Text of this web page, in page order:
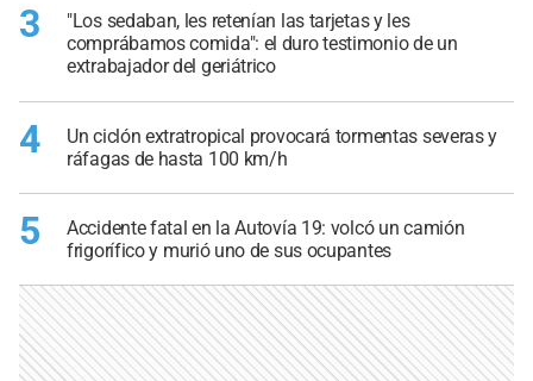
3
"Los sedaban, les retenían las tarjetas y les
comprábamos comida": el duro testimonio de un
extrabajador del geriátrico
4
Un ciclón extratropical provocará tormentas severas y
ráfagas de hasta 100 km/h
5
Accidente fatal en la Autovía 19: volcó un camión
frigorífico y murió uno de sus ocupantes